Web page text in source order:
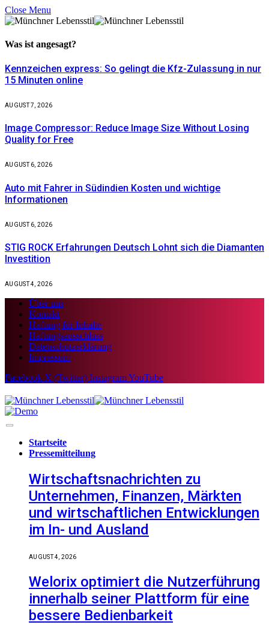
Close Menu
Was ist angesagt?
Kennzeichen express: So gelingt die Kfz-Zulassung in nur
15 Minuten online
AUGUST 7, 2026
Image Compressor: Reduce Image Size Without Losing
Quality for Free
AUGUST 6, 2026
Auto mit Fahrer in Südindien Kosten und wichtige
Informationen
AUGUST 6, 2026
STIG ROCK Erfahrungen Deutsch Lohnt sich die Diamanten
Investition
AUGUST 4, 2026
Über uns
Kontakt
Haftung für Inhalte
Haftungsausschluss
Datenschutzerklärung
Impressum
Facebook X (Twitter) InstagramYouTube
Startseite
Pressemitteilung
Wirtschaftsnachrichten zu
Unternehmen, Finanzen, Märkten
und wirtschaftlichen Entwicklungen
im In- und Ausland
AUGUST 4, 2026
Welorix optimiert die Nutzerführung
innerhalb seiner Plattform für eine
bessere Bedienbarkeit